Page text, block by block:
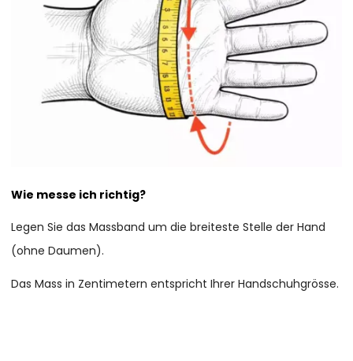
Wie messe ich richtig?
Legen Sie das Massband um die breiteste Stelle der Hand
(ohne Daumen).
Das Mass in Zentimetern entspricht Ihrer Handschuhgrösse.